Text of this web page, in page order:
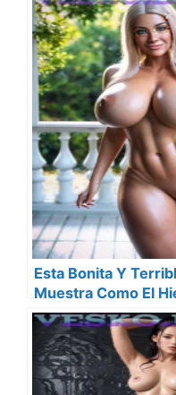
Esta Bonita Y
Muestra Como El
Cada Vez Mas
Es Nada Bueno